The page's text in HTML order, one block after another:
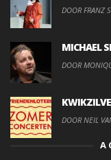
DOOR FRANZ
MICHAEL
DOOR
DOOR NEIL